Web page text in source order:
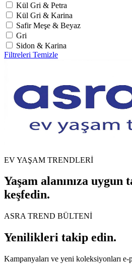
Kül Gri & Petra
Kül Gri & Karina
Safir Meşe & Beyaz
Gri
Sidon & Karina
Filtreleri Temizle
EV YAŞAM TRENDLERİ
Yaşam alanınıza uygun
keşfedin.
ASRA TREND BÜLTENİ
Yenilikleri takip edin.
Kampanyaları ve yeni koleksiyonları